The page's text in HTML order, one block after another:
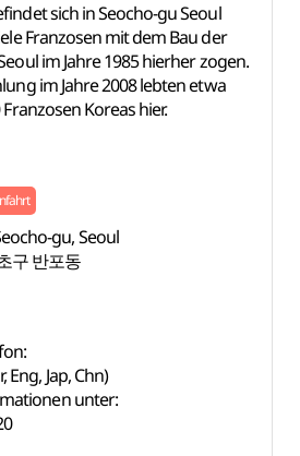
sich in Seocho-gu Seoul
Franzosen mit dem Bau der
im Jahre 1985 hierher zogen.
im Jahre 2008 lebten etwa
Koreas hier.
gu, Seoul
구 반포동
Eng, Jap, Chn)
unter: